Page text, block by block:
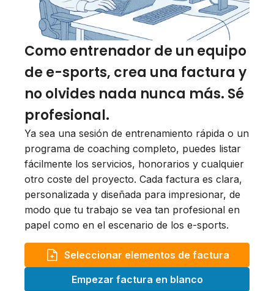
Como entrenador de un equipo
de e-sports, crea una factura y
no olvides nada nunca más. Sé
profesional.
Ya sea una sesión de entrenamiento rápida o un
programa de coaching completo, puedes listar
fácilmente los servicios, honorarios y cualquier
otro coste del proyecto. Cada factura es clara,
personalizada y diseñada para impresionar, de
modo que tu trabajo se vea tan profesional en
papel como en el escenario de los e-sports.
Seleccionar elementos de factura
Empezar factura en blanco